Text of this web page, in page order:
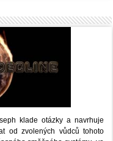
klade otázky a navrhuje
od zvolených vůdců tohoto